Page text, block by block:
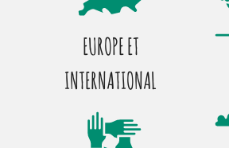
EUROPE ET
INTERNATIONAL